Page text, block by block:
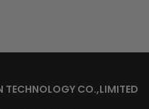
TECHNOLOGY CO.,LIMITED